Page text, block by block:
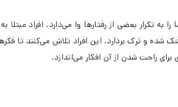
بعضی از رفتارها وا می‌دارد. افراد مبتلا
ترک بردارد. این افراد تلاش می‌کنند تا
راحت شدن از آن افکار می‌اندازد.